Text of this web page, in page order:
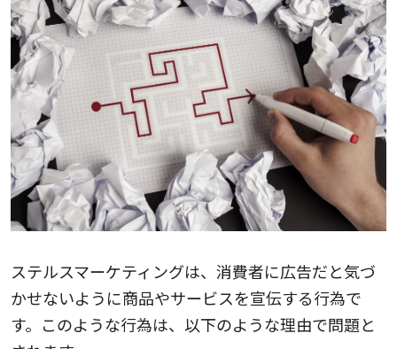
ステルスマーケティングは、消費者に広告だと気づ
かせないように商品やサービスを宣伝する行為で
す。このような行為は、以下のような理由で問題と